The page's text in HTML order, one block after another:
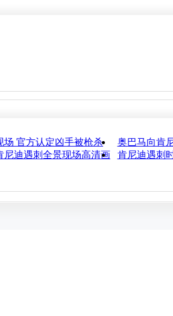
场 官方认定凶手被枪杀
奥巴马向肯
尼迪遇刺全景现场高清画
肯尼迪遇刺